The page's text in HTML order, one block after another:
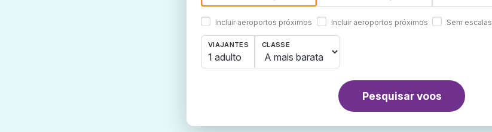
Incluir aeroportos próximos Incluir aeroportos próximos Sem escalas
VIAJANTES
1 adulto
CLASSE
Pesquisar voos